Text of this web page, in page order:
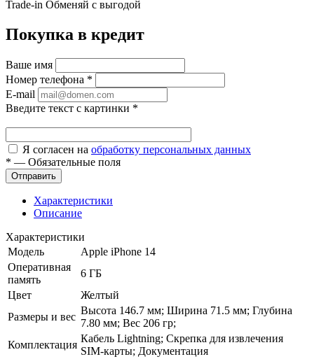
Trade-in Обменяй с выгодой
Покупка в кредит
Ваше имя
Номер телефона *
E-mail
Введите текст с картинки *
Я согласен на обработку персональных данных
* — Обязательные поля
Характеристики
Описание
Характеристики
Модель
Apple iPhone 14
Оперативная
память
6 ГБ
Цвет
Желтый
Размеры и вес
Высота 146.7 мм; Ширина 71.5 мм; Глубина
7.80 мм; Вес 206 гр;
Комплектация
Кабель Lightning; Скрепка для извлечения
SIM-карты; Документация